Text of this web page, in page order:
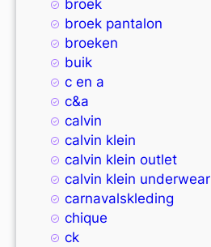
broek
broek pantalon
broeken
buik
c en a
c&a
calvin
calvin klein
calvin klein outlet
calvin klein underwear
carnavalskleding
chique
ck